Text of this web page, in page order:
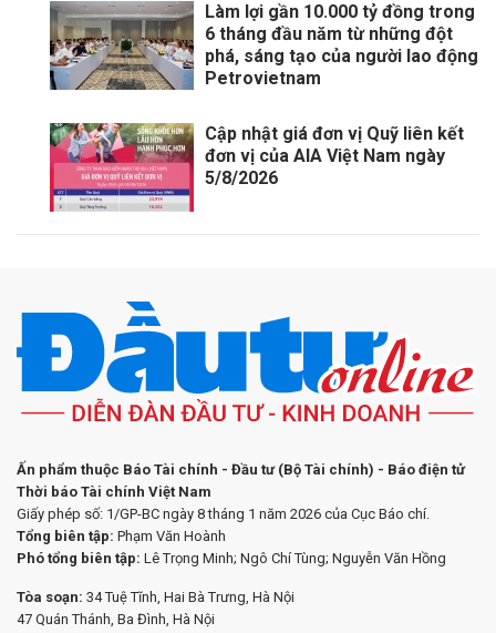
Làm lợi gần 10.000 tỷ đồng trong
6 tháng đầu năm từ những đột
phá, sáng tạo của người lao động
Petrovietnam
Cập nhật giá đơn vị Quỹ liên kết
đơn vị của AIA Việt Nam ngày
5/8/2026
Ấn phẩm thuộc Báo Tài chính - Đầu tư (Bộ Tài chính) - Báo điện tử
Thời báo Tài chính Việt Nam
Giấy phép số: 1/GP-BC ngày 8 tháng 1 năm 2026 của Cục Báo chí.
Tổng biên tập: Phạm Văn Hoành
Phó tổng biên tập: Lê Trọng Minh; Ngô Chí Tùng; Nguyễn Văn Hồng
Tòa soạn: 34 Tuệ Tĩnh, Hai Bà Trưng, Hà Nội
47 Quán Thánh, Ba Đình, Hà Nội